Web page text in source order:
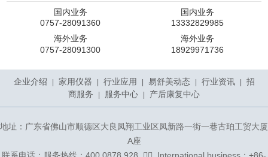
国内业务
0757-28091360
国内业务
13332829985
海外业务
0757-28091300
海外业务
18929971736
企业介绍 家用仪器 行业应用 易舒美动态 行业资讯
招
商服务
服务中心 产后康复中心
地址：广东省佛山市顺德区大良凤翔工业区凤新路一街一巷古珀工贸大厦
A座